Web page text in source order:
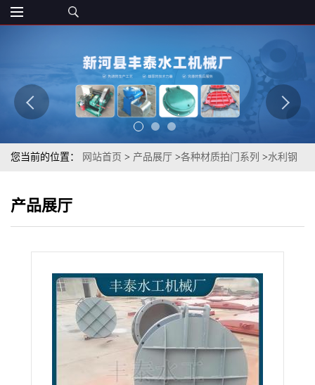
您当前的位置： 网站首页 > 产品展厅 >各种材质拍门系列 >水利钢
产品展厅